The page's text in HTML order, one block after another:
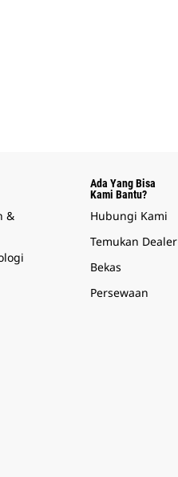
&
Ada Yang Bisa
Kami Bantu?
Hubungi Kami
Temukan Dealer
Bekas
Persewaan